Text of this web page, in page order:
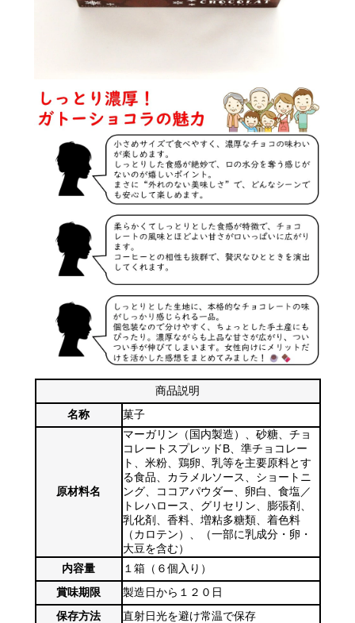
商品説明
名称
菓子
原材料名
マーガリン（国内製造）、砂糖、チョ
コレートスプレッドB、準チョコレー
ト、米粉、鶏卵、乳等を主要原料とす
る食品、カラメルソース、ショートニ
ング、ココアパウダー、卵白、食塩／
トレハロース、グリセリン、膨張剤、
乳化剤、香料、増粘多糖類、着色料
（カロテン）、（一部に乳成分・卵・
大豆を含む）
内容量
１箱（６個入り）
賞味期限
製造日から１２０日
保存方法
直射日光を避け常温で保存